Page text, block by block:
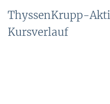
ThyssenKrupp-
Kursverlauf